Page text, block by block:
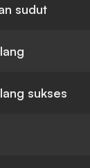
sudut
sukses